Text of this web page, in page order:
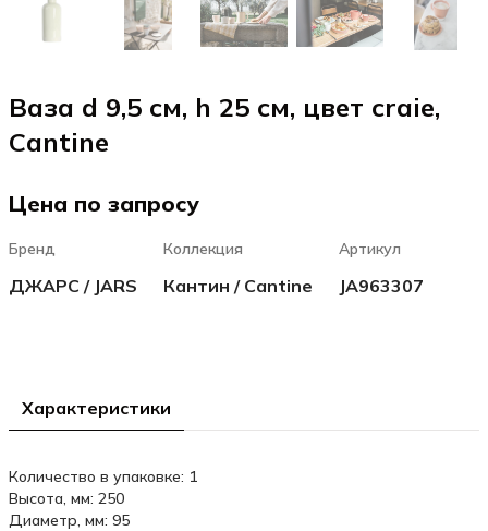
Ваза d 9,5 см, h 25 см, цвет craie,
Cantine
Цена по запросу
Бренд
ДЖАРС / JARS
Коллекция
Кантин / Cantine
Артикул
JA963307
Характеристики
Количество в упаковке: 1
Высота, мм: 250
Диаметр, мм: 95